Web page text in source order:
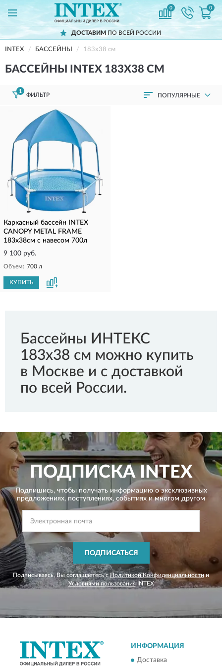
0 0
ДОСТАВИМПО ВСЕЙ РОССИИ
INTEX БАССЕЙНЫ 183x38 см
БАССЕЙНЫ INTEX 183X38 СМ
1
ФИЛЬТР ПОПУЛЯРНЫЕ
Каркасный бассейн INTEX
CANOPY METAL FRAME
183х38см с навесом 700л
9 100 руб.
Объем: 700 л
КУПИТЬ
Бассейны ИНТЕКС
183x38 см можно купить
в Москве и с доставкой
по всей России.
ПОДПИСКАINTEX
Подпишись, чтобы получать информацию о эксклюзивных
предложениях, поступлениях, событиях и многом другом
ПОДПИСАТЬСЯ
Подписываясь, Вы соглашаетесь сПолитикой Конфиденциальности и
Условиями пользованияINTEX
ИНФОРМАЦИЯ
Доставка